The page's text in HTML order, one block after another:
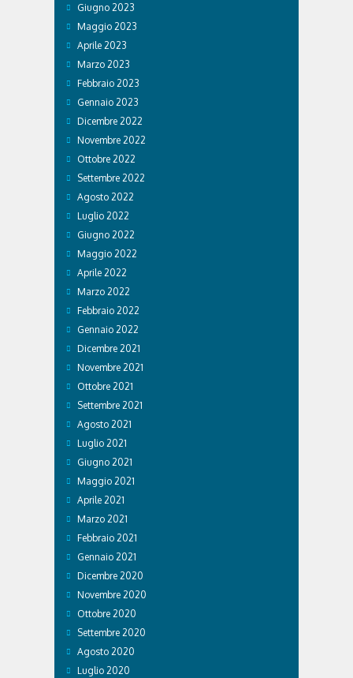
Giugno 2023
Maggio 2023
Aprile 2023
Marzo 2023
Febbraio 2023
Gennaio 2023
Dicembre 2022
Novembre 2022
Ottobre 2022
Settembre 2022
Agosto 2022
Luglio 2022
Giugno 2022
Maggio 2022
Aprile 2022
Marzo 2022
Febbraio 2022
Gennaio 2022
Dicembre 2021
Novembre 2021
Ottobre 2021
Settembre 2021
Agosto 2021
Luglio 2021
Giugno 2021
Maggio 2021
Aprile 2021
Marzo 2021
Febbraio 2021
Gennaio 2021
Dicembre 2020
Novembre 2020
Ottobre 2020
Settembre 2020
Agosto 2020
Luglio 2020